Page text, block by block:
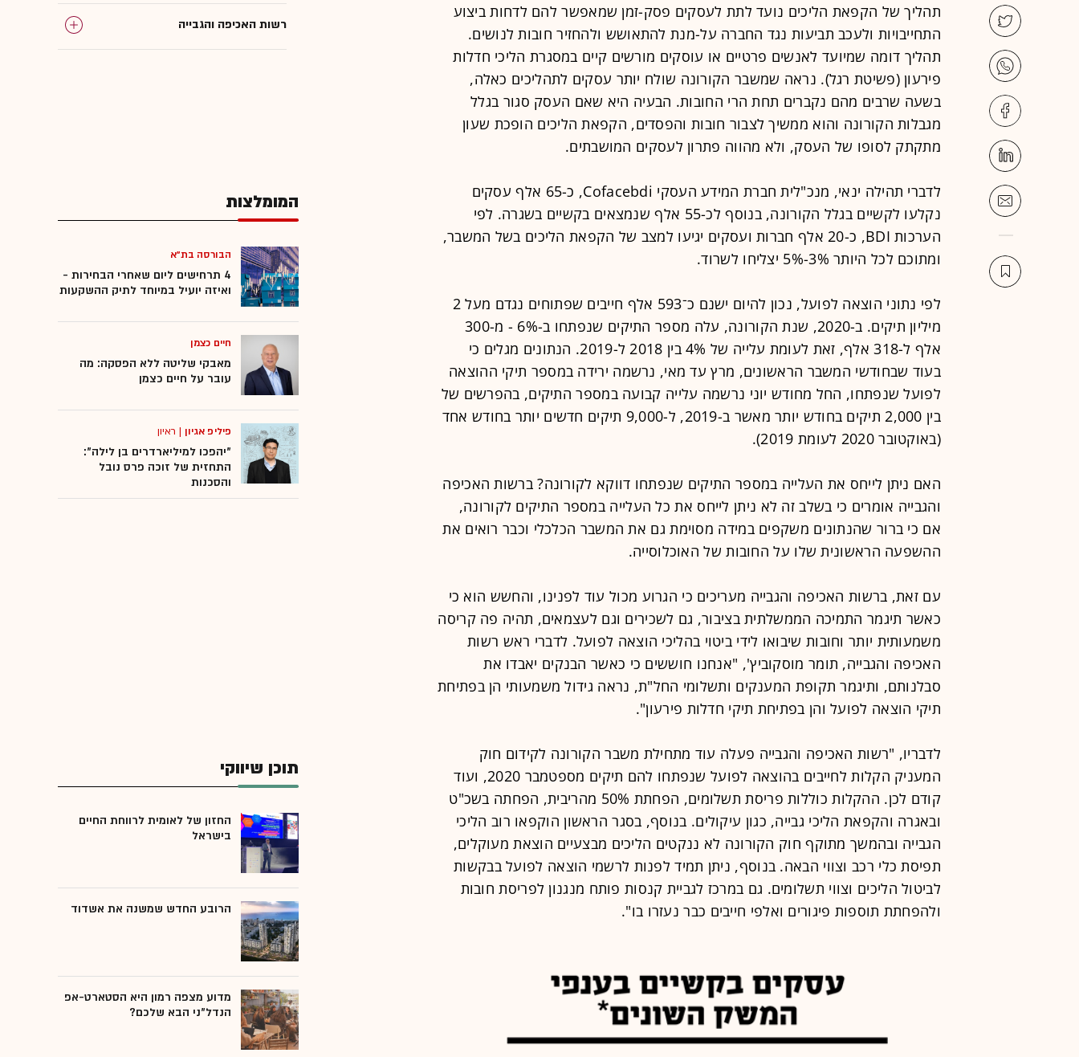
תהליך של הקפאת הליכים נועד לתת לעסקים פסק-זמן שמאפשר להם לדחות ביצוע
התחייבויות ולעכב תביעות נגד החברה על-מנת להתאושש ולהחזיר חובות לנושים.
תהליך דומה שמיועד לאנשים פרטיים או עוסקים מורשים קיים במסגרת הליכי חדלות
פירעון (פשיטת רגל). נראה שמשבר הקורונה שולח יותר עסקים לתהליכים כאלה,
בשעה שרבים מהם נקברים תחת הרי החובות. הבעיה היא שאם העסק סגור בגלל
מגבלות הקורונה והוא ממשיך לצבור חובות והפסדים, הקפאת הליכים הופכת שעון
מתקתק לסופו של העסק, ולא מהווה פתרון לעסקים המושבתים.
לדברי תהילה ינאי, מנכ"לית חברת המידע העסקי Cofacebdi, כ-65 אלף עסקים
נקלעו לקשיים בגלל הקורונה, בנוסף לכ-55 אלף שנמצאים בקשיים בשגרה. לפי
הערכות BDI, כ-20 אלף חברות ועסקים יגיעו למצב של הקפאת הליכים בשל המשבר,
ומתוכם לכל היותר 3%-5% יצליחו לשרוד.
לפי נתוני הוצאה לפועל, נכון להיום ישנם כ־593 אלף חייבים שפתוחים נגדם מעל 2
מיליון תיקים. ב-2020, שנת הקורונה, עלה מספר התיקים שנפתחו ב-6% - מ-300
אלף ל-318 אלף, זאת לעומת עלייה של 4% בין 2018 ל-2019. הנתונים מגלים כי
בעוד שבחודשי המשבר הראשונים, מרץ עד מאי, נרשמה ירידה במספר תיקי ההוצאה
לפועל שנפתחו, החל מחודש יוני נרשמה עלייה קבועה במספר התיקים, בהפרשים של
בין 2,000 תיקים בחודש יותר מאשר ב-2019, ל-9,000 תיקים חדשים יותר בחודש אחד
(באוקטובר 2020 לעומת 2019).
האם ניתן לייחס את העלייה במספר התיקים שנפתחו דווקא לקורונה? ברשות האכיפה
והגבייה אומרים כי בשלב זה לא ניתן לייחס את כל העלייה במספר התיקים לקורונה,
אם כי ברור שהנתונים משקפים במידה מסוימת גם את המשבר הכלכלי וכבר רואים את
ההשפעה הראשונית שלו על החובות של האוכלוסייה.
עם זאת, ברשות האכיפה והגבייה מעריכים כי הגרוע מכול עוד לפנינו, והחשש הוא כי
כאשר תיגמר התמיכה הממשלתית בציבור, גם לשכירים וגם לעצמאים, תהיה פה קריסה
משמעותית יותר וחובות שיבואו לידי ביטוי בהליכי הוצאה לפועל. לדברי ראש רשות
האכיפה והגבייה, תומר מוסקוביץ', "אנחנו חוששים כי כאשר הבנקים יאבדו את
סבלנותם, ותיגמר תקופת המענקים ותשלומי החל"ת, נראה גידול משמעותי הן בפתיחת
תיקי הוצאה לפועל והן בפתיחת תיקי חדלות פירעון".
לדבריו, "רשות האכיפה והגבייה פעלה עוד מתחילת משבר הקורונה לקידום חוק
המעניק הקלות לחייבים בהוצאה לפועל שנפתחו להם תיקים מספטמבר 2020, ועוד
קודם לכן. ההקלות כוללות פריסת תשלומים, הפחתת 50% מהריבית, הפחתה בשכ"ט
ובאגרה והקפאת הליכי גבייה, כגון עיקולים. בנוסף, בסגר הראשון הוקפאו רוב הליכי
הגבייה ובהמשך מתוקף חוק הקורונה לא ננקטים הליכים מבצעיים הוצאת מעוקלים,
תפיסת כלי רכב וצווי הבאה. בנוסף, ניתן תמיד לפנות לרשמי הוצאה לפועל בבקשות
לביטול הליכים וצווי תשלומים. גם במרכז לגביית קנסות פותח מנגנון לפריסת חובות
ולהפחתת תוספות פיגורים ואלפי חייבים כבר נעזרו בו".
רשות האכיפה והגבייה
המומלצות
הבורסה בת"א
4 תרחישים ליום שאחרי הבחירות -
ואיזה יועיל במיוחד לתיק ההשקעות
חיים כצמן
מאבקי שליטה ללא הפסקה: מה
עובר על חיים כצמן
פיליפ אגיון | ראיון
"יהפכו למיליארדרים בן לילה":
התחזית של זוכה פרס נובל
והסכנות
תוכן שיווקי
החזון של לאומית לרווחת החיים
בישראל
הרובע החדש שמשנה את אשדוד
מדוע מצפה רמון היא הסטארט-אפ
הנדל"ני הבא שלכם?